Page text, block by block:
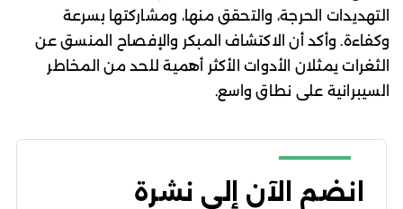
التهديدات الحرجة، والتحقق منها، ومشاركتها بسرعة
وكفاءة. وأكد أن الاكتشاف المبكر والإفصاح المنسق عن
الثغرات يمثلان الأدوات الأكثر أهمية للحد من المخاطر
السيبرانية على نطاق واسع.
انضم الآن إلى نشرة